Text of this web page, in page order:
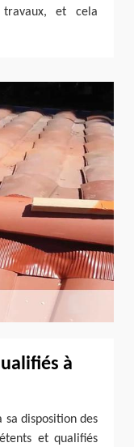
et cela
à
disposition des
et qualifiés